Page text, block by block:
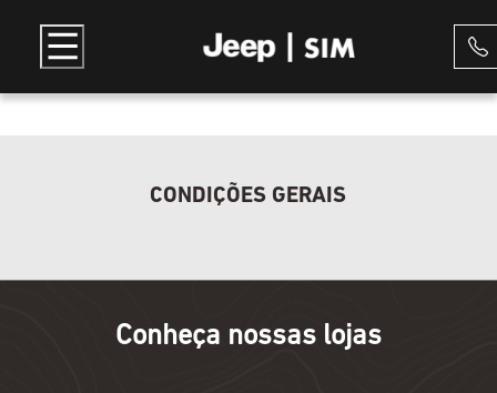
CONDIÇÕES GERAIS
Conheça nossas lojas